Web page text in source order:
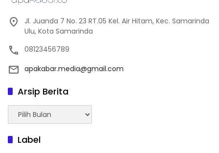
Jl. Juanda 7 No. 23 RT.05 Kel. Air Hitam, Kec. Samarinda
Ulu, Kota Samarinda
08123456789
apakabar.media@gmail.com
Arsip Berita
Arsip
Berita
Label